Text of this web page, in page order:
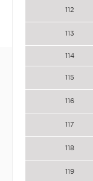
112
113
114
115
116
117
118
119